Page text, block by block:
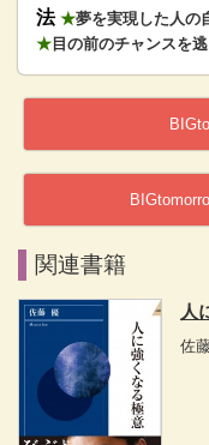
法 ★夢を実現した人の
★ 目の前のチャンスを
関連書籍
人
佐